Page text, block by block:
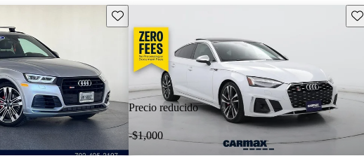
Guarda este Aviso
Precio reducido
-$1,000